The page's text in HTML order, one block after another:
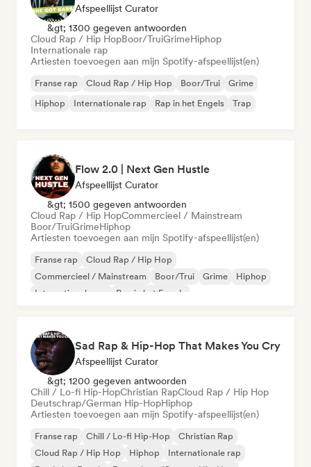
Afspeellijst Curator
&gt; 1300 gegeven antwoorden
Cloud Rap / Hip HopBoor/TruiGrimeHiphop
Internationale rap
Artiesten toevoegen aan mijn Spotify-afspeellijst(en)
Franse rap Cloud Rap / Hip Hop Boor/Trui
Grime
Hiphop
Internationale rap Rap in het Engels Trap
Flow 2.0 | Next Gen Hustle
Afspeellijst Curator
&gt; 1500 gegeven antwoorden
Cloud Rap / Hip HopCommercieel / Mainstream
Boor/TruiGrimeHiphop
Artiesten toevoegen aan mijn Spotify-afspeellijst(en)
Franse rap
Cloud Rap / Hip Hop
Commercieel / Mainstream
Boor/Trui Grime
Hiphop
Internationale rap
Rap in het Engels
Sad Rap & Hip-Hop That Makes You Cry
Afspeellijst Curator
&gt; 1200 gegeven antwoorden
Chill / Lo-fi Hip-HopChristian RapCloud Rap / Hip Hop
Deutschrap/German Hip-HopHiphop
Artiesten toevoegen aan mijn Spotify-afspeellijst(en)
Franse rap Chill / Lo-fi Hip-Hop
Christian Rap
Cloud Rap / Hip Hop
Hiphop
Internationale rap